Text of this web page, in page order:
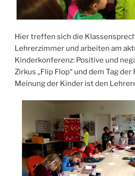
Hier treffen sich die
Lehrerzimmer und arbeiten am
Kinderkonferenz: Positive und
Zirkus „Flip Flop“ und dem Tag der
Meinung der Kinder ist den